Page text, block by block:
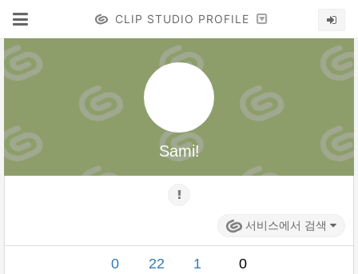
CLIP STUDIO PROFILE
Sami!
서비스에서 검색
0 22 1 0